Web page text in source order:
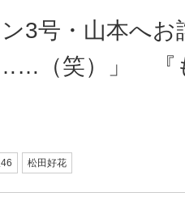
3号・山本へお
……（笑）」 『
松田好花